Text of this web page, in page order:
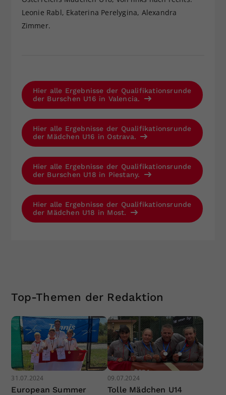
Leonie Rabl, Ekaterina Perelygina, Alexandra
Zimmer.
Hier alle Ergebnisse der Qualifikationsrunde
der Burschen U16 in Valencia.
Hier alle Ergebnisse der Qualifikationsrunde
der Mädchen U16 in Ostrava.
Hier alle Ergebnisse der Qualifikationsrunde
der Burschen U18 in Piestany.
Hier alle Ergebnisse der Qualifikationsrunde
der Mädchen U18 in Most.
Top-Themen der Redaktion
31.07.2024
European Summer
09.07.2024
Tolle Mädchen U14